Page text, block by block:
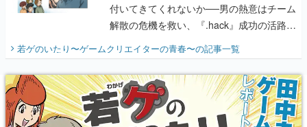
付いてきてくれないか──男の熱意はチーム
解散の危機を救い、『.hack』成功の活路を
開く。業界の快男児・松山 洋に流れる血は
『少年ジャンプ』色だった【若ゲのいた
り】
若ゲのいたり〜ゲームクリエイターの青春〜の記事一覧